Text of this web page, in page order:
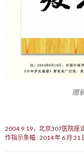
赠
2004.9.19，北京307医院座
作指示条幅 2014 年 6 月 21